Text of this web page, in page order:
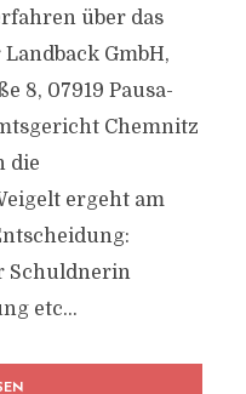
über das
GmbH,
8, 07919 Pausa-
Chemnitz
die
ergeht am
Schuldnerin
etc...